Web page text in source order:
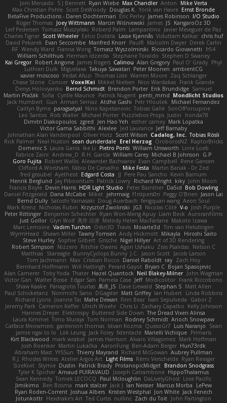
Joni Mercado S J Bennett Ryan Wiebe Max Chandler Anton
Mike Verta
Max Christian Pohle Scott DeWoody Douglas K. Yorik van Havre Ernst Bronde
BetaFive Productions - Daren Dochterman Eric Perley James Robinson I/O Studio
Roger Thomas Joey Wittmann Marcin Wiśniewski James JS KangaroOz 3D
Leif Pedersen Tomasz Muszyński Roberd Palm Lampantino Javier Meseguer de Paz
Charles Tigner Scott Wheeler Eelco Dolstra Lasse Kjønnås Viduttam Katkar chris huf
David Pekarek Evan Seccombe Manfred Knorr PaulR Malcolm Dwyer Derek Carlin
RF Wendy Ward Fianna Wong Tomasz Wyszolmirski Riccardo Giovanetti fr54
William Schilthuis Herman Idzerda Stephane Toraldo Stephen D Swaney
Kai Gregor Robert Angone James Rogers Calinou Alan Gregory Paul O' Grady Phyl
Luthien Dulk Miguelaxa Takuya Sawatari Peter Moonen ambientCG
xavier moscoso Vedat Afuzi Thomas Lisle Warren Moore Zaq Schlanger
Chase Stone Conicer VoxelKei Mikkel Nielsen Nico Wardakas Frank Grande
Denys Holovyanko Bernd Schmidt Brendon Porter Erik Brundidge Samuel
Martin Pražák Sofia Cyrille Maurice Patrick Nugent penti_mmd Mondlicht Studios
Jack Humbert Gun Arman Sernaz Atdhe Gashi Petr Hloušek
Michael Fernandez
Caitlyn Byrne paragsatyal Nino Kapetanovic Tobias Gallé SonOfPorcupine
Leo Santos Rob Waller Michael Porter Puzzlebox Props Justin
honda78
Dimitri Diakopoulos zgred Jen Hao Yeh esther carney Mark Lopatka
Victor Gama Sabbithi Alexlee Jed Laurance Jeff Barnaby
Johnathan Alan Vanderpool Oliver Hotz Scott Wilson Cadalog, Inc. Tobias Rösli
Rick Palmer Neal Huston sean dunderdale Erel Herzog OroborosNZ RaptorBricks
Domenic S Laura Ganis Ike Li Pietro Ponti William Unsworth Lorie Loeb
Fabrice Zaini Andrew_D R.H. García William Carey Michael B Johnson
G.P
Goro Fujita Robert Wallis Alexander Bachvarov Evan Campbell Rene Gansen
Clifford A Worsham Fábio De Carvalho Mike Festa Martin Banak - Dr Zed
fred gissubel Ayetheist Edgard Costa JJ Pere Pau Sancho Kevin Barnum
Henrik Berglund Jay Piboontum Patrick Lowry Richard Wright kiky John Moon
Francis Boyle Devin Harris HDR Light Studio Peter Baintner Da5id Bob Dowling
Daniel Fitzgerald Dana McCabe Miket jehrmaig f1rstpers0n Peggy O'Brien Jason Lai
Bernd Dully Satoshi Yamasaki Doug Auerbach fengquan wang Aeon Soul
Mark Krenz Nicholas Rubin Krzysztof Zwolinski JG3 Nicolas Côté V-o Josh Purple
Peter Rittinger Benjamin Schechter Ryan Won-Meng Apuy Liam Beck AuroranFilms
Just Gollor Glyn Wolf 亮作 淡波 Melody Helen MacFarlane Makoto Izawa
Marc Lemoine Vadim Turchin Odin3D Travis Moiarte3d Tim van Helsdingen
WyrmHead
Shawn Miller Tawny Tomsen Andy Hickmott Mikayla
Hiroshi Saito
Steve Hurley Sophie Gilbert Grische Nigel Hillyer Art of 3D Rendering
Robert Simpson
Nizzero Ritchie Owens Agon Ushaku Zisis Psalidas Nelson C
Matthias Stareagle BunnyCyclops Bunny J.C. Jason Scott Jacob Larson
Tom Jachmann
Max Cristian Rocco Daniel Raboldt ray Zach Hoy
Bernhard Hoffmann Will Hattingh Perard-Gayot Bryan C Bojan Spasojevic
Alan Camerer Toby Yoda Thater Hazel Quantock Neil Blakey-Milner John Wagman
Victor Gan Walter Bosse Edgar San Pamela Case Jeff Modicolitor Frank Riccobono
Shaw Kaake Panagiotis Tourlas 果冻_JS Dave Liewald Stephan S Matt Allen
Paul Schicketanz
Norimichi Sano DGagster Matt Griffey Ian Hubert Linda Robbins
Richard Lyons Joanne Tai Mahe Dewan Finn Bear Ivan Sepulveda
Gabor Z
Jeremy Park Cameron Keffer Ulrich Woehr Chris Li Zachary Capalbo Kelly Johnson
Hannes Dreyer Elektrospy Buttered Side Down The Dread Vixen Alinsa
Laura Kimmel Timo Muraja Tom Norman Rodney Schmidt Arioch Snowpaw
Catface Meowmers gardeninn thomas Istvan Kozma QuesoGr7 Luis Naranjo
Sean
jamie ngai to lo
Lök Leung Jack Foley fxtentacle Marielli Vichique Primaris
Kirt Blackwood mark wrabel James Harrison Alvaro Villagomez Mark Hoffman
Josh Roenker Martin Lukačka AaronFung Ben-Adam Berger Hun73rdk
Abraham Mast YYSSun Thierry Mayrand Richard McGowan Aubrey Pullman
R.J. Rhodes Writes Atelier Argos Art Light Films Rémi Verschelde Ryan Reisiger
SizeKivit Stymie Dustin Patrick Brady ProtanopicMidget Brandon Snodgrass
Tyler K Spicher Arnaud PUIRAVAUD Joseph Catrambone HippoThalamus
Sean Kennedy Tomek LECOCQ Paul Mcloughlin DaLivelyGhost Lose Pacific
Jimikimo
Ben Bosma mark stalzer Jack J Ian Neisser Marcus Morba
LePew
Ryan Roden-Corrent Joshua Albers Kristen Westphal Jon White Jack Fenech
Jotunkottr Hexdrake's Art Ted Curtis nullinc Zach du Toit John Partington